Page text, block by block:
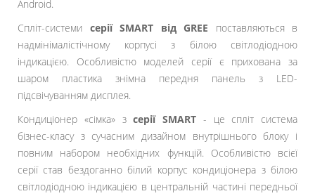
Android.
Спліт-системи серії SMART від GREE поставляються в
надмінімалістічному корпусі з білою світлодіодною
індикацією. Особливістю моделей серії є прихована за
шаром пластика знімна передня панель з LED-
підсвічуванням дисплея.
Кондиціонер «сімка» зсерії SMART - це спліт система
бізнес-класу з сучасним дизайном внутрішнього блоку і
повним набором необхідних функцій. Особливістю всієї
серії став бездоганно білий корпус кондиціонера з білою
світлодіодною індикацією в центральній частині передньої